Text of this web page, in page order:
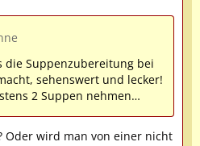
die Suppenzubereitung bei
sehenswert und lecker!
2 Suppen nehmen…
Oder wird man von einer nicht